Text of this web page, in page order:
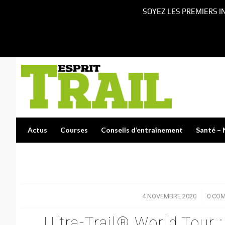
Actus Courses Conseils d’entraînement Santé –
4 NOVEMBRE 2020
/ 0
SOYEZ LES PREMIERS